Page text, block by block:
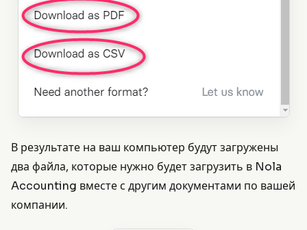
В результате на ваш компьютер будут загружены
два файла, которые нужно будет загрузить в Nola
Accounting вместе с другим документами по вашей
компании.